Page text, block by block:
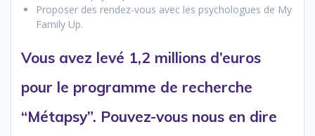
Proposer des rendez-vous avec les psychologues de My
Family Up.
Vous avez levé 1,2 millions d’euros
pour le programme de recherche
“Métapsy”. Pouvez-vous nous en dire